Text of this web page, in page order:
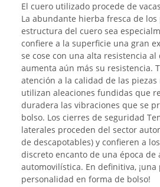
El cuero utilizado procede de
La abundante hierba fresca de los
estructura del cuero sea
confiere a la superficie una gran
se cose con una alta resistencia al
aumenta aún más su resistencia.
atención a la calidad de las piezas
utilizan aleaciones fundidas que
duradera las vibraciones que se
bolso. Los cierres de seguridad
laterales proceden del sector
de descapotables) y confieren a
discreto encanto de una época de
automovilística. En definitiva, ¡una
personalidad en forma de bolso!